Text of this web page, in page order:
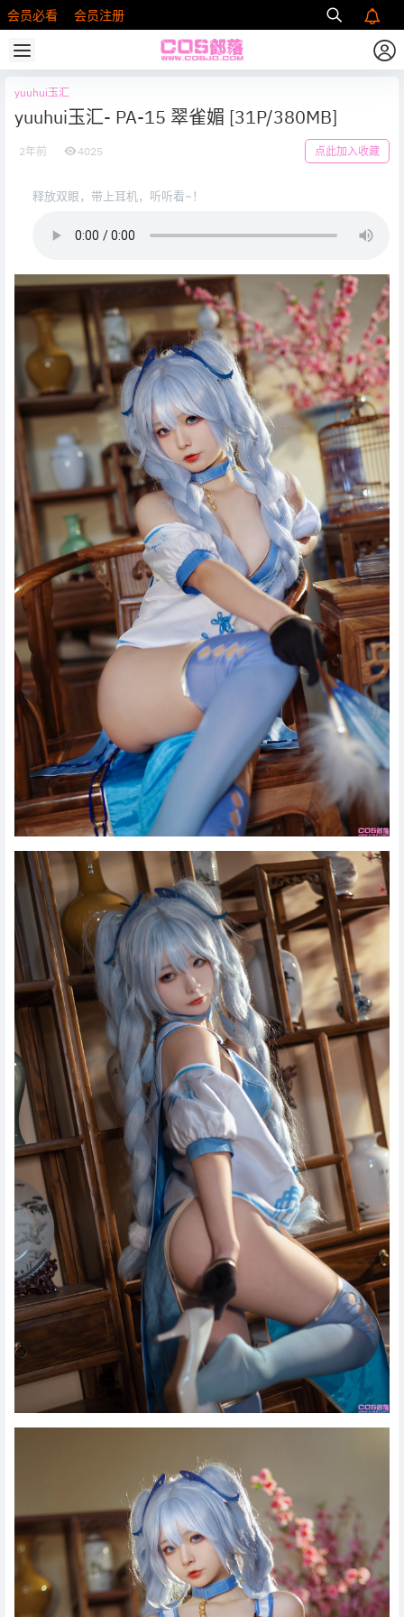
会员必看 会员注册
yuuhui玉汇
yuuhui玉汇- PA-15 翠雀媚 [31P/380MB]
2年前 4025 点此加入收藏
释放双眼，带上耳机，听听看~！